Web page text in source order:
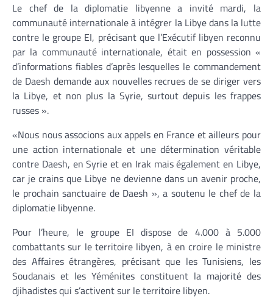
Le chef de la diplomatie libyenne a invité mardi, la
communauté internationale à intégrer la Libye dans la lutte
contre le groupe EI, précisant que l’Exécutif libyen reconnu
par la communauté internationale, était en possession «
d’informations fiables d’après lesquelles le commandement
de Daesh demande aux nouvelles recrues de se diriger vers
la Libye, et non plus la Syrie, surtout depuis les frappes
russes ».
«Nous nous associons aux appels en France et ailleurs pour
une action internationale et une détermination véritable
contre Daesh, en Syrie et en Irak mais également en Libye,
car je crains que Libye ne devienne dans un avenir proche,
le prochain sanctuaire de Daesh », a soutenu le chef de la
diplomatie libyenne.
Pour l’heure, le groupe EI dispose de 4.000 à 5.000
combattants sur le territoire libyen, à en croire le ministre
des Affaires étrangères, précisant que les Tunisiens, les
Soudanais et les Yéménites constituent la majorité des
djihadistes qui s’activent sur le territoire libyen.